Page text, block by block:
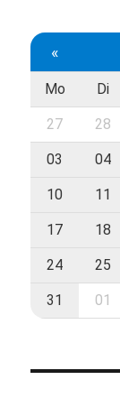
«
Mo Di
27 28
03 04
10 11
17 18
24 25
31 01